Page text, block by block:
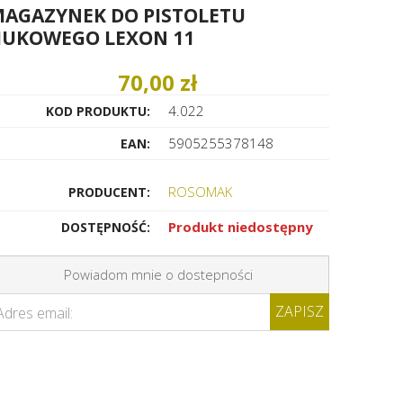
DO PISTOLETU
LEXON 11
70,00 zł
KOD PRODUKTU: 4.022
EAN: 5905255378148
PRODUCENT: ROSOMAK
DOSTĘPNOŚĆ: Produkt niedostępny
Powiadom mnie o dostepności
email: ZAPISZ